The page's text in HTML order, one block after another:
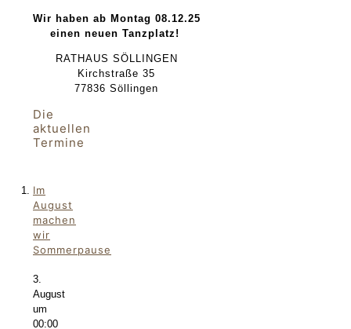
Wir haben ab Montag 08.12.25
einen neuen Tanzplatz!
RATHAUS SÖLLINGEN
Kirchstraße 35
77836 Söllingen
Die
aktuellen
Termine
Im
August
machen
wir
Sommerpause
3.
August
um
00:00